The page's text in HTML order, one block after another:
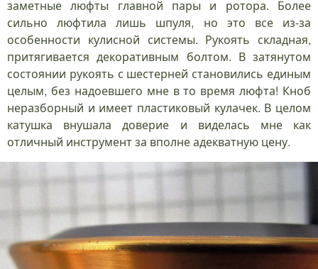
заметные люфты главной пары и ротора. Более
сильно люфтила лишь шпуля, но это все из-за
особенности кулисной системы. Рукоять складная,
притягивается декоративным болтом. В затянутом
состоянии рукоять с шестерней становились единым
целым, без надоевшего мне в то время люфта! Кноб
неразборный и имеет пластиковый кулачек. В целом
катушка внушала доверие и виделась мне как
отличный инструмент за вполне адекватную цену.